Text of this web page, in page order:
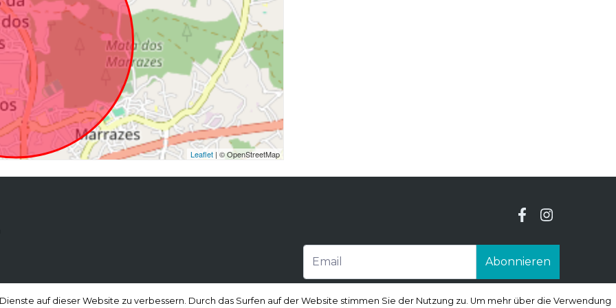
auf dieser Website zu verbessern. Durch das Surfen auf der Website stimmen Sie der Nutzung zu. Um mehr über die Verwendung
Leaflet| © OpenStreetMap
Abonnieren
auf dieser Website zu verbessern. Durch das Surfen auf der Website stimmen Sie der Nutzung zu. Um mehr über die Verwendung